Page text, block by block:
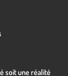
soit une réalité